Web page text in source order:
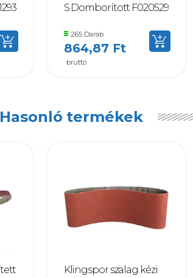
S Domborított F020529
265 Darab
864,87 Ft
bruttó
Hasonló termékek
Klingspor szalag kézi